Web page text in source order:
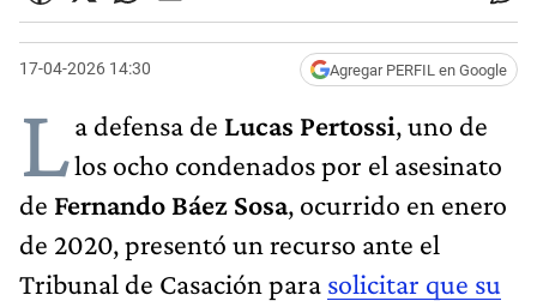
17-04-2026 14:30 Agregar PERFIL en Google
La defensa de Lucas Pertossi, uno de
los ocho condenados por el asesinato
de Fernando Báez Sosa, ocurrido en enero
de 2020, presentó un recurso ante el
Tribunal de Casación para solicitar que su